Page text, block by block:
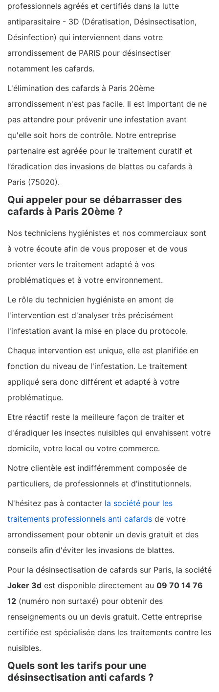
professionnels agréés et certifiés dans la lutte
antiparasitaire - 3D (Dératisation, Désinsectisation,
Désinfection) qui interviennent dans votre
arrondissement de PARIS pour désinsectiser
notamment les cafards.
L'élimination des cafards à Paris 20ème
arrondissement n'est pas facile. Il est important de ne
pas attendre pour prévenir une infestation avant
qu'elle soit hors de contrôle. Notre entreprise
partenaire est agréée pour le traitement curatif et
l’éradication des invasions de blattes ou cafards à
Paris (75020).
Qui appeler pour se débarrasser des
cafards à Paris 20ème ?
Nos techniciens hygiénistes et nos commerciaux sont
à votre écoute afin de vous proposer et de vous
orienter vers le traitement adapté à vos
problématiques et à votre environnement.
Le rôle du technicien hygiéniste en amont de
l'intervention est d'analyser très précisément
l'infestation avant la mise en place du protocole.
Chaque intervention est unique, elle est planifiée en
fonction du niveau de l'infestation. Le traitement
appliqué sera donc différent et adapté à votre
problématique.
Etre réactif reste la meilleure façon de traiter et
d'éradiquer les insectes nuisibles qui envahissent votre
domicile, votre local ou votre commerce.
Notre clientèle est indifféremment composée de
particuliers, de professionnels et d'institutionnels.
N'hésitez pas à contacter la société pour les
traitements professionnels anti cafards de votre
arrondissement pour obtenir un devis gratuit et des
conseils afin d'éviter les invasions de blattes.
Pour la désinsectisation de cafards sur Paris, la société
Joker 3d est disponible directement au 09 70 14 76
12 (numéro non surtaxé) pour obtenir des
renseignements ou un devis gratuit. Cette entreprise
certifiée est spécialisée dans les traitements contre les
nuisibles.
Quels sont les tarifs pour une
désinsectisation anti cafards ?